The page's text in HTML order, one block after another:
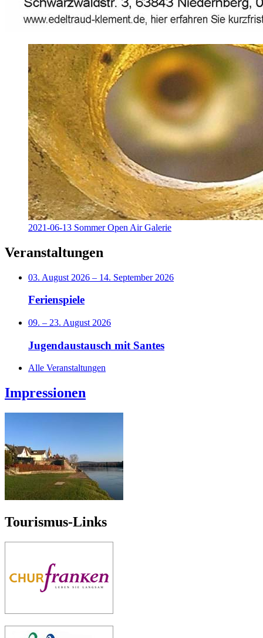
2021-06-13 Sommer Open Air Galerie
Veranstaltungen
03. August 2026 – 14. September 2026
Ferienspiele
09. – 23. August 2026
Jugendaustausch mit Santes
Alle Veranstaltungen
Impressionen
Tourismus-Links